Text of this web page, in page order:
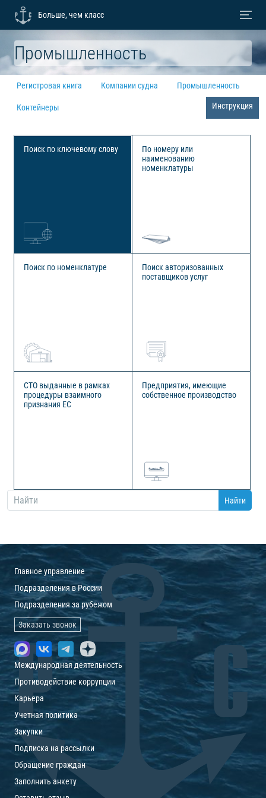
Больше, чем класс
Промышленность
Регистровая книга Компании судна Промышленность
Контейнеры Инструкция
Поиск по ключевому слову
По номеру или
наименованию
номенклатуры
Поиск по номенклатуре
Поиск авторизованных
поставщиков услуг
СТО выданные в рамках
процедуры взаимного
признания ЕС
Предприятия, имеющие
собственное производство
Найти
Главное управление
Подразделения в России
Подразделения за рубежом
Заказать звонок
Международная деятельность
Противодействие коррупции
Карьера
Учетная политика
Закупки
Подписка на рассылки
Обращение граждан
Заполнить анкету